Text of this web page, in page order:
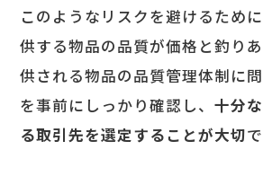
このようなリスクを避けるため
供する物品の品質が価格と釣り
供される物品の品質管理体制に
を事前にしっかり確認し、十分
る取引先を選定することが大切